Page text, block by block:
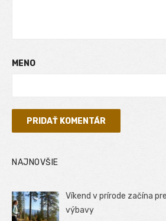
MENO
NAJNOVŠIE
Víkend v prírode začína
výbavy